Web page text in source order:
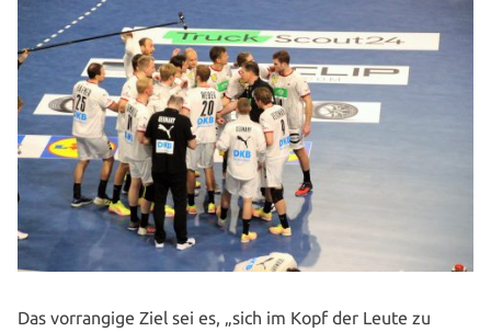
Das vor­ran­gi­ge Ziel sei es, „sich im Kopf der Leute zu